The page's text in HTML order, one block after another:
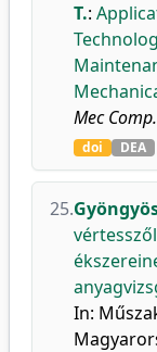
T.:
Mec Comp.
doi DEA
25.
In: